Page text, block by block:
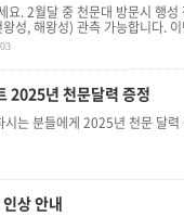
요. 2월달 중 천문대 방문시 행
성, 해왕성) 관측 가능합니다.
겨울철 별자리 . . .
2025년 천문달력 증정
는 분들에게 2025년 천문 달력
상 안내